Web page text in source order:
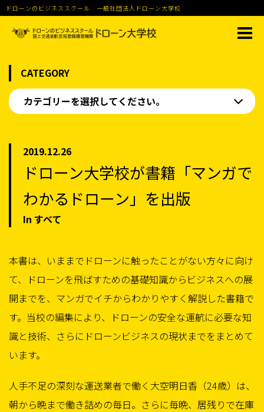
ドローンのビジネススクール 一般社団法人ドローン大学校
CATEGORY
カテゴリーを選択してください。
2019.12.26
ドローン大学校が書籍「マンガで
わかるドローン」を出版
In すべて
本書は、いままでドローンに触ったことがない方々に向け
て、ドローンを飛ばすための基礎知識からビジネスへの展
開までを、マンガでイチからわかりやすく解説した書籍で
す。当校の編集により、ドローンの安全な運航に必要な知
識と技術、さらにドローンビジネスの現状までをまとめて
います。
人手不足の深刻な運送業者で働く大空明日香（24歳）は、
朝から晩まで働き詰めの毎日。さらに毎晩、居残りで在庫